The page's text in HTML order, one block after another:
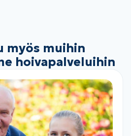
myös muihin
hoivapalveluihin